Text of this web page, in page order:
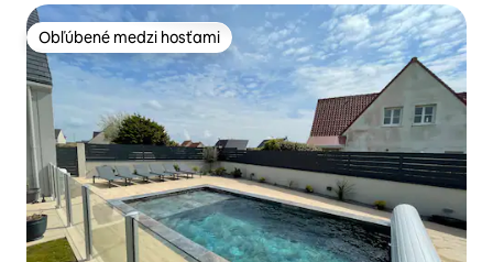
Obľúbené medzi hosťami
Obľúbené medzi hosťami